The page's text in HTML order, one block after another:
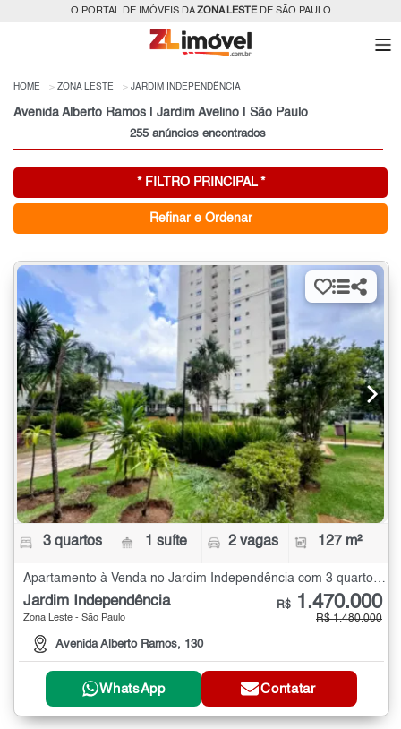
O PORTAL DE IMÓVEIS DAZONA LESTEDE SÃO PAULO
HOME ZONA LESTE JARDIM INDEPENDÊNCIA
Avenida Alberto Ramos | Jardim Avelino | São Paulo
255 anúncios encontrados
* FILTRO PRINCIPAL *
Refinar e Ordenar
3 quartos 1 suíte 2 vagas 127 m²
Jardim Independência
Zona Leste - São Paulo
Avenida Alberto Ramos, 130
R$ 1.470.000
R$ 1.480.000
WhatsApp Contatar